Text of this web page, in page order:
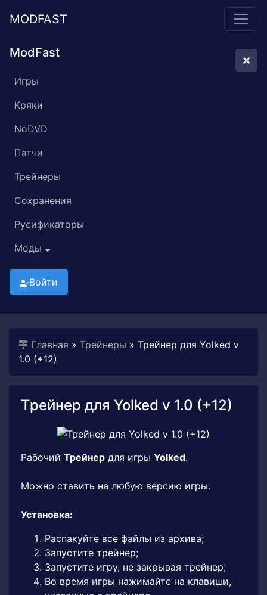
MODFAST
ModFast
Игры
Кряки
NoDVD
Патчи
Трейнеры
Сохранения
Русификаторы
Моды
Войти
Главная » Трейнеры » Трейнер для Yolked v
1.0 (+12)
Трейнер для Yolked v 1.0 (+12)
Рабочий Трейнер для игры Yolked.
Можно ставить на любую версию игры.
Установка:
Распакуйте все файлы из архива;
Запустите трейнер;
Запустите игру, не закрывая трейнер;
Во время игры нажимайте на клавиши,